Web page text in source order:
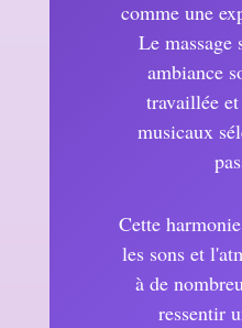
comme une
Le massage
ambiance
travaillée
musicaux
Cette
les sons et
à de
ressentir